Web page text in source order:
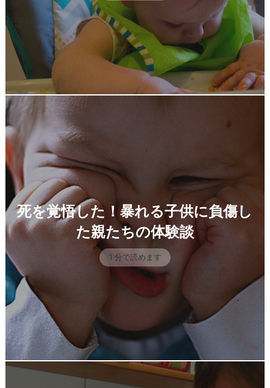
死を覚悟した！暴れる子供に負傷し
た親たちの体験談
1 分で読めます